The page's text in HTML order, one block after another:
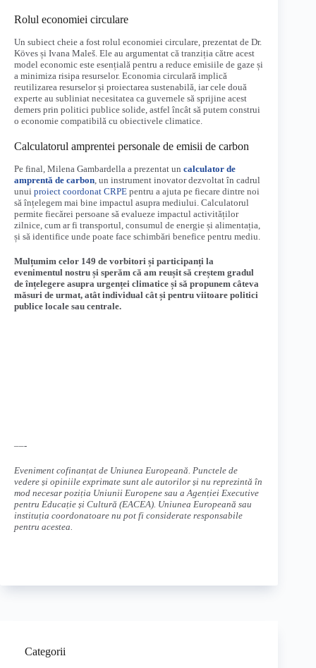
Rolul economiei circulare
Un subiect cheie a fost rolul economiei circulare, prezentat de Dr.
Köves și Ivana Maleš. Ele au argumentat că tranziția către acest
model economic este esențială pentru a reduce emisiile de gaze și
a minimiza risipa resurselor. Economia circulară implică
reutilizarea resurselor și proiectarea sustenabilă, iar cele două
experte au subliniat necesitatea ca guvernele să sprijine acest
demers prin politici publice solide, astfel încât să putem construi
o economie compatibilă cu obiectivele climatice.
Calculatorul amprentei personale de emisii de carbon
Pe final, Milena Gambardella a prezentat un calculator de
amprentă de carbon , un instrument inovator dezvoltat în cadrul
unui proiect coordonat CRPE pentru a ajuta pe fiecare dintre noi
să înțelegem mai bine impactul asupra mediului. Calculatorul
permite fiecărei persoane să evalueze impactul activităților
zilnice, cum ar fi transportul, consumul de energie și alimentația,
și să identifice unde poate face schimbări benefice pentru mediu.
Mulțumim celor 149 de vorbitori și participanți la
evenimentul nostru și sperăm că am reușit să creștem gradul
de înțelegere asupra urgenței climatice și să propunem câteva
măsuri de urmat, atât individual cât și pentru viitoare politici
publice locale sau centrale.
––-
Eveniment cofinanțat de Uniunea Europeană. Punctele de
vedere și opiniile exprimate sunt ale autorilor și nu reprezintă în
mod necesar poziția Uniunii Europene sau a Agenției Executive
pentru Educație și Cultură (EACEA). Uniunea Europeană sau
instituția coordonatoare nu pot fi considerate responsabile
pentru acestea.
Categorii